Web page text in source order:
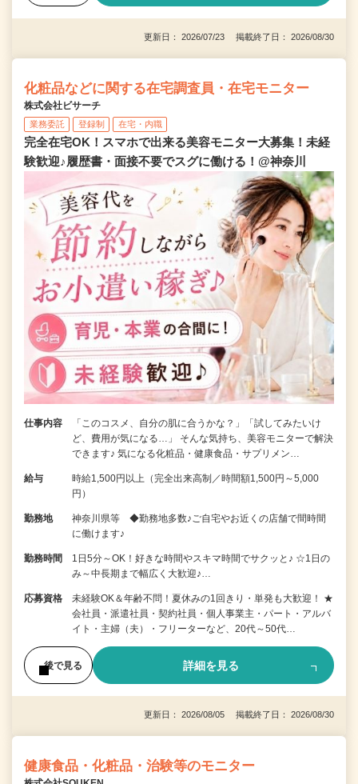
更新日： 2026/07/23 掲載終了日： 2026/08/30
化粧品などに関する在宅調査員・在宅モニター
株式会社ビサーチ
業務委託 登録制 在宅・内職
完全在宅OK！スマホで出来る美容モニター大募集！未経
験歓迎♪履歴書・面接不要でスグに働ける！@神奈川
仕事内容
「このコスメ、自分の肌に合うかな？」「試してみたいけ
ど、費用が気になる…」 そんな気持ち、美容モニターで解決
できます♪ 気になる化粧品・健康食品・サプリメン…
給与
時給1,500円以上（完全出来高制／時間額1,500円～5,000
円）
勤務地
神奈川県等 ◆勤務地多数♪ご自宅やお近くの店舗で間時間
に働けます♪
勤務時間
1日5分～OK！好きな時間やスキマ時間でサクッと♪ ☆1日の
み～中長期まで幅広く大歓迎♪…
応募資格
未経験OK＆年齢不問！夏休みの1回きり・単発も大歓迎！ ★
会社員・派遣社員・契約社員・個人事業主・パート・アルバ
イト・主婦（夫）・フリーターなど、20代～50代…
後で見る 詳細を見る
更新日： 2026/08/05 掲載終了日： 2026/08/30
健康食品・化粧品・治験等のモニター